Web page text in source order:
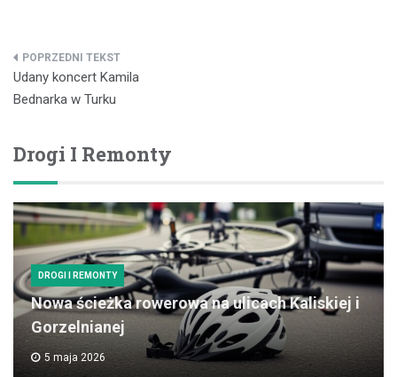
Nawigacja
wpisu
Udany koncert Kamila
Bednarka w Turku
Drogi I Remonty
DROGI I REMONTY
Nowa ścieżka rowerowa na ulicach Kaliskiej i
Gorzelnianej
5 maja 2026